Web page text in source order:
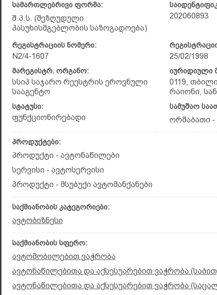
სამართლებრივი ფორმა:
შ.პ.ს. (შეზღუდული
პასუხისმგებლობის საზოგადოება)
202060893
რეგისტრაციის ნომერი:
N2/4-1607 25/02/1998
მარეგისტრ. ორგანო:
სსიპ საჯარო რეესტრის ეროვნული
სააგენტო
იურიდიული
0119,
რაიონი,
სტატუსი:
ფუნქციონირებადი
სამუშაო
ორშაბათი -
პროდუქტები:
პროდუქტი - ავტონაწილები
სერვისი - ავტოსერვისი
პროდუქტი - მსუბუქი ავტომანქანები
საქმიანობის კატეგორიები:
ავტობიზნესი
საქმიანობის სფერო:
ავტომობილებით ვაჭრობა
ავტონაწილებითა და აქსესუარებით ვაჭრობა
ავტონაწილებითა და აქსესუარებით ვაჭრობა